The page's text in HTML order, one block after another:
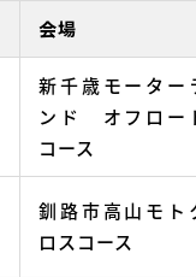
会場
新千歳モーター
ンド オフロー
コース
釧路市高山モト
ロスコース